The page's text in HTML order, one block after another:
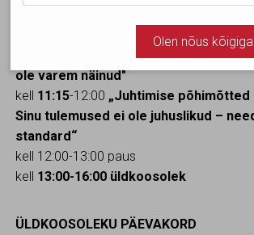
-10:30 saabumine ja
Numbrid, mida Eesti
ole varem näinud"
kell 11:15-12:00 „Juhtimise põhimõtted
Sinu tulemused ei ole juhuslikud –
standard“
kell 12:00-13:00 paus
kell 13:00-16:00 üldkoosolek
ÜLDKOOSOLEKU PÄEVAKORD
Kasutame tehnilisi küpsiseid, mis on
toimimiseks. Seadusega lubatud
küpsised.
Olen nõus statistika küpsistega.
näiteks veebiliiklust.
Olen nõus